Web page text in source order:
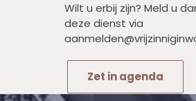
Wilt u erbij zijn? Meld u
deze dienst via
Zet in agenda